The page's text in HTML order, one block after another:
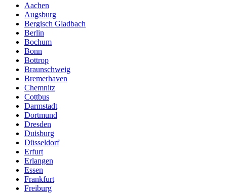
Aachen
Augsburg
Bergisch Gladbach
Berlin
Bochum
Bonn
Bottrop
Braunschweig
Bremerhaven
Chemnitz
Cottbus
Darmstadt
Dortmund
Dresden
Duisburg
Düsseldorf
Erfurt
Erlangen
Essen
Frankfurt
Freiburg